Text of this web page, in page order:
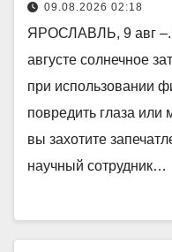
09.08.2026 02:18
ЯРОСЛАВЛЬ, 9 авг –.
августе солнечное
при использовании
повредить глаза или
вы захотите
научный сотрудник…